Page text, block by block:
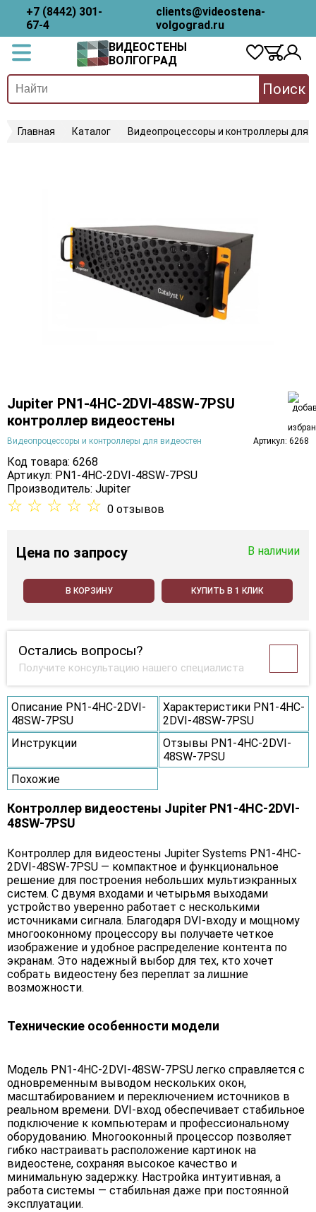
+7 (8442) 301-
67-4
clients@videostena-
volgograd.ru
ВИДЕОСТЕНЫ
ВОЛГОГРАД
Поиск
Главная Каталог Видеопроцессоры и контроллеры для
Jupiter PN1-4HC-2DVI-48SW-7PSU
контроллер видеостены
Видеопроцессоры и контроллеры для видеостен Артикул: 6268
Код товара: 6268
Артикул: PN1-4HC-2DVI-48SW-7PSU
Производитель: Jupiter
☆ ☆ ☆ ☆ ☆ 0 отзывов
Цена по запросу В наличии
В КОРЗИНУ КУПИТЬ В 1 КЛИК
Остались вопросы?
Получите консультацию нашего специалиста
Описание PN1-4HC-2DVI-
48SW-7PSU
Характеристики PN1-4HC-
2DVI-48SW-7PSU
Инструкции
Отзывы PN1-4HC-2DVI-
48SW-7PSU
Похожие
Контроллер видеостены Jupiter PN1-4HC-2DVI-
48SW-7PSU
Контроллер для видеостены Jupiter Systems PN1-4HC-
2DVI-48SW-7PSU — компактное и функциональное
решение для построения небольших мультиэкранных
систем. С двумя входами и четырьмя выходами
устройство уверенно работает с несколькими
источниками сигнала. Благодаря DVI-входу и мощному
многооконному процессору вы получаете четкое
изображение и удобное распределение контента по
экранам. Это надежный выбор для тех, кто хочет
собрать видеостену без переплат за лишние
возможности.
Технические особенности модели
Модель PN1-4HC-2DVI-48SW-7PSU легко справляется с
одновременным выводом нескольких окон,
масштабированием и переключением источников в
реальном времени. DVI-вход обеспечивает стабильное
подключение к компьютерам и профессиональному
оборудованию. Многооконный процессор позволяет
гибко настраивать расположение картинок на
видеостене, сохраняя высокое качество и
минимальную задержку. Настройка интуитивная, а
работа системы — стабильная даже при постоянной
эксплуатации.